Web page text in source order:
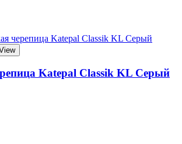
Katepal Classik KL Серый